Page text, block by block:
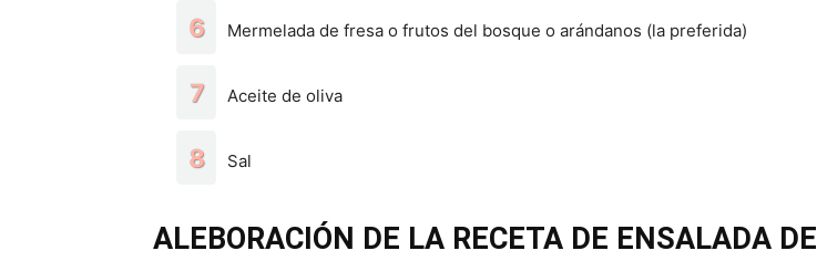
Mermelada de fresa o frutos del bosque o arándanos (la preferida)
Aceite de oliva
Sal
ALEBORACIÓN DE LA RECETA DE ENSALADA DE